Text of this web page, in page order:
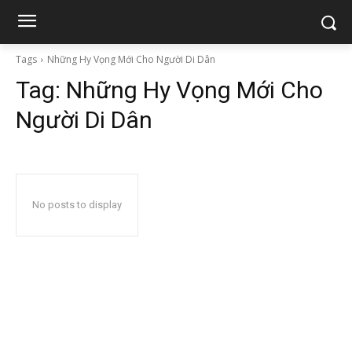
Tags Những Hy Vọng Mới Cho Người Di Dân
Tag: Những Hy Vọng Mới Cho
Người Di Dân
No posts to display